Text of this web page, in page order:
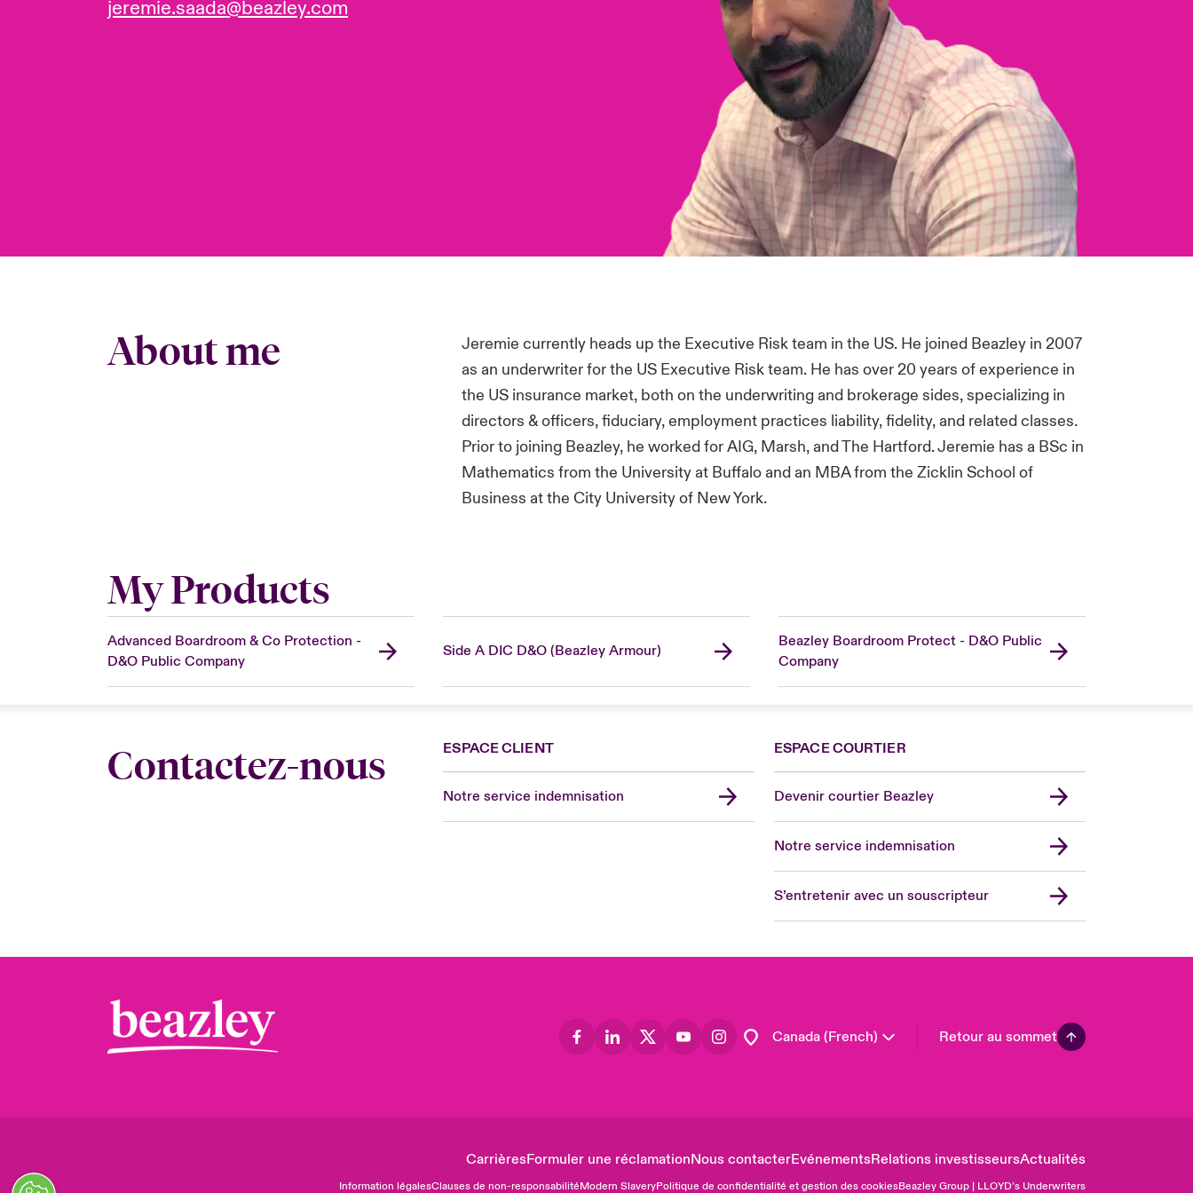
jeremie.saada@beazley.com
About me
Jeremie currently heads up the Executive Risk team in the US. He joined Beazley in 2007
as an underwriter for the US Executive Risk team. He has over 20 years of experience in
the US insurance market, both on the underwriting and brokerage sides, specializing in
directors & officers, fiduciary, employment practices liability, fidelity, and related classes.
Prior to joining Beazley, he worked for AIG, Marsh, and The Hartford. Jeremie has a BSc in
Mathematics from the University at Buffalo and an MBA from the Zicklin School of
Business at the City University of New York.
My Products
Advanced Boardroom & Co Protection -
D&O Public Company
Side A DIC D&O (Beazley Armour)
Beazley Boardroom Protect - D&O Public
Company
Contactez-nous ESPACE CLIENT
Notre service indemnisation
ESPACE COURTIER
Devenir courtier Beazley
Notre service indemnisation
S’entretenir avec un souscripteur
Canada (French)
Canada (English)
Germany
London Market
Retour au sommet
CarrièresFormuler une réclamationNous contacterEvénementsRelations investisseursActualités
Information légalesClauses de non-responsabilitéModern SlaveryPolitique de confidentialité et gestion des cookiesBeazley Group | LLOYD’s Underwriters